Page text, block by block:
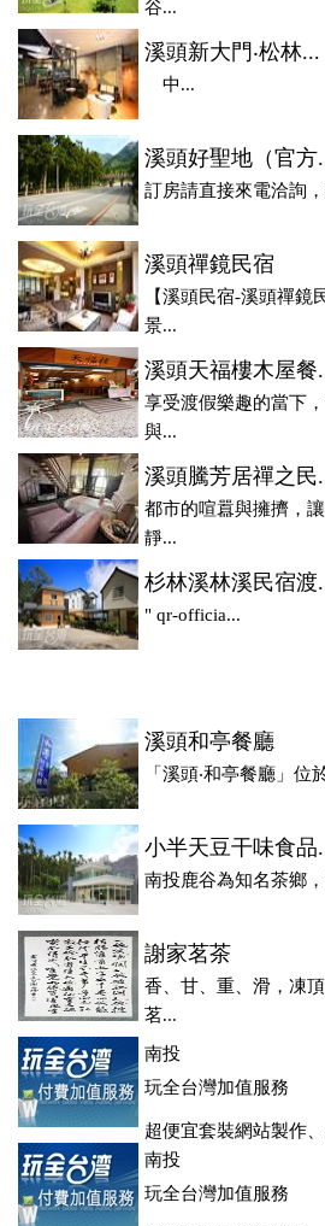
谷...
溪頭新大門‧松林...
中...
溪頭好聖地（官方
訂房請直接來電洽詢
溪頭禪鏡民宿
【溪頭民宿-溪頭禪鏡
景...
溪頭天福樓木屋餐
享受渡假樂趣的當下
與...
溪頭騰芳居禪之民
都市的喧囂與擁擠，
靜...
杉林溪林溪民宿渡
" qr-officia...
溪頭和亭餐廳
「溪頭‧和亭餐廳」
小半天豆干味食品
南投鹿谷為知名茶鄉
謝家茗茶
香、甘、重、滑，凍
茗...
南投
玩全台灣加值服務
超便宜套裝網站製作
登、訂房系統、客房委託旅行社銷售，
南投
玩全台灣加值服務